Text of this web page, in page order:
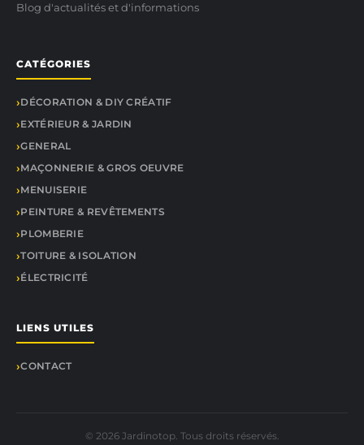
Blog d'actualités et d'informations
CATÉGORIES
DÉCORATION & DIY CRÉATIF
EXTÉRIEUR & JARDIN
GENERAL
MAÇONNERIE & GROS OEUVRE
MENUISERIE
PEINTURE & REVÊTEMENTS
PLOMBERIE
TOITURE & ISOLATION
ÉLECTRICITÉ
LIENS UTILES
CONTACT
© 2026 Jardinotop. Tous droits réservés.